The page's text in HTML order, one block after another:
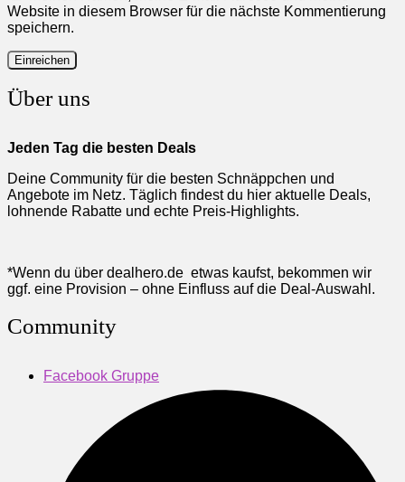
Website in diesem Browser für die nächste Kommentierung
speichern.
Über uns
Jeden Tag die besten Deals
Deine Community für die besten Schnäppchen und
Angebote im Netz. Täglich findest du hier aktuelle Deals,
lohnende Rabatte und echte Preis-Highlights.
*Wenn du über dealhero.de etwas kaufst, bekommen wir
ggf. eine Provision – ohne Einfluss auf die Deal-Auswahl.
Community
Facebook Gruppe